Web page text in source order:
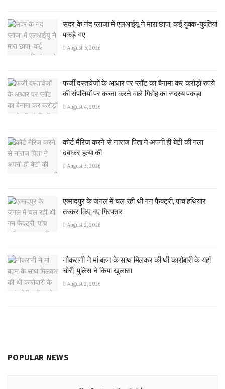
सदर के नंद प्लाजा में एलआईयू ने मारा छापा, कई युवक-युवतियां
पकड़े गए
August 5, 2026
फर्जी दस्तावेजों के आधार पर प्लॉट का बैनामा कर करोड़ों रुपये
की संपत्तियों पर कब्जा करने वाले गिरोह का सदस्य पकड़ा
August 4, 2026
कोर्ट मैरिज करने से नाराज पिता ने अपनी ही बेटी की गला
दबाकर हत्या की
August 3, 2026
एत्मादपुर के जंगल में चल रही थी गन फैक्ट्री, पांच हथियार
तस्कर किए गए गिरफ्तार
August 2, 2026
नौकरानी ने मां बहन के साथ मिलकर की थी कारोबारी के यहां
चोरी, पुलिस ने किया खुलासा
August 2, 2026
POPULAR NEWS